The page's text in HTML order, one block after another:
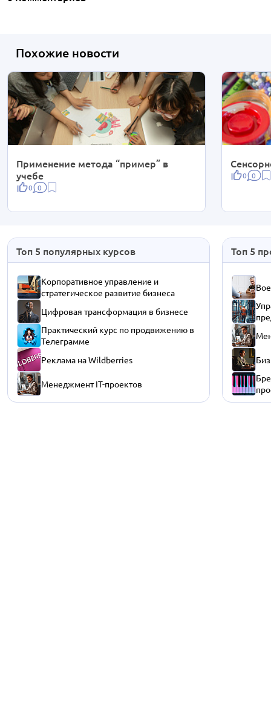
Похожие новости
Применение метода “пример” в
учебе
0 0
0 0
Топ 5 популярных курсов
Корпоративное управление и
стратегическое развитие бизнеса
Цифровая трансформация в бизнесе
Практический курс по продвижению в
Телеграмме
Реклама на Wildberries
Менеджмент IT-проектов
Топ 5